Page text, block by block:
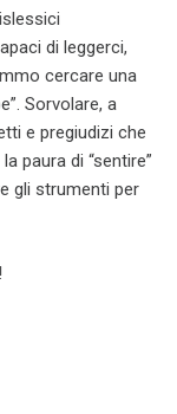
di leggerci,
cercare una
Sorvolare, a
e pregiudizi che
paura di “sentire”
gli strumenti per